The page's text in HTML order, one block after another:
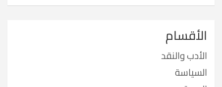
الأقسام
الأدب والنقد
السياسة